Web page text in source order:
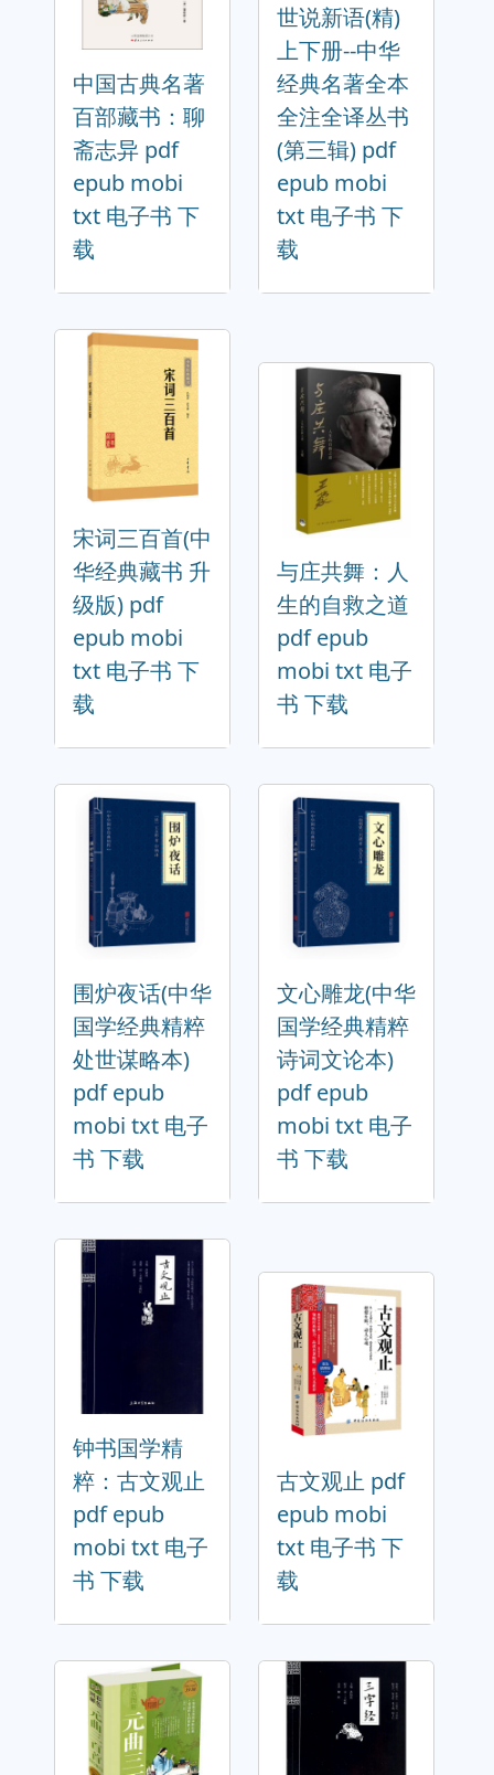
中国古典名著
百部藏书：聊
斋志异 pdf
epub mobi
txt 电子书 下
载
世说新语(精)
上下册--中华
经典名著全本
全注全译丛书
(第三辑) pdf
epub mobi
txt 电子书 下
载
宋词三百首(中
华经典藏书 升
级版) pdf
epub mobi
txt 电子书 下
载
与庄共舞：人
生的自救之道
pdf epub
mobi txt 电子
书 下载
围炉夜话(中华
国学经典精粹
处世谋略本)
pdf epub
mobi txt 电子
书 下载
文心雕龙(中华
国学经典精粹
诗词文论本)
pdf epub
mobi txt 电子
书 下载
钟书国学精
粹：古文观止
pdf epub
mobi txt 电子
书 下载
古文观止 pdf
epub mobi
txt 电子书 下
载